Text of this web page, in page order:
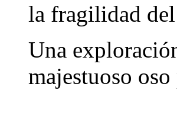
la fragilidad
Una
majestuoso